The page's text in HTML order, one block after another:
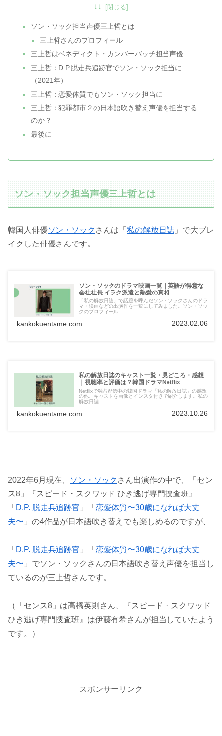
↓↓
ソン・ソック担当声優三上哲とは
三上哲さんのプロフィール
三上哲はベネディクト・カンバーバッチ担当声優
三上哲：D.P.脱走兵追跡官でソン・ソック担当に
（2021年）
三上哲：恋愛体質でもソン・ソック担当に
三上哲：犯罪都市２の日本語吹き替え声優を担当する
のか？
最後に
ソン・ソック担当声優三上哲とは
韓国人俳優ソン・ソック さんは「 私の解放日誌 」で大ブレ
イクした俳優さんです。
ソン・ソックのドラマ映画一覧｜英語が得意な
会社社長 イラク派遣と熱愛の真相
「私の解放日誌」で話題を呼んだソン・ソックさんのドラ
マ・映画などの出演作を一覧にしてみました。ソン・ソッ
クのプロフィール...
kankokuentame.com 2023.02.06
私の解放日誌のキャスト一覧・見どころ・感想
｜視聴率と評価は？韓国ドラマNetflix
Netflixで独占配信中の韓国ドラマ「私の解放日誌」の感想
の他、キャストを画像とインスタ付きで紹介します。私の
解放日誌...
kankokuentame.com 2023.10.26
2022年6月現在、 ソン・ソック さん出演作の中で、「セン
ス8」『スピード・スクワッド ひき逃げ専門捜査班』
「 D.P. 脱走兵追跡官 」「 恋愛体質〜30歳になれば大丈
夫〜 」の4作品が日本語吹き替えでも楽しめるのですが、
「 D.P. 脱走兵追跡官 」「 恋愛体質〜30歳になれば大丈
夫〜 」でソン・ソックさんの日本語吹き替え声優を担当し
ているのが三上哲さんです。
（「センス8」は高橋英則さん、『スピード・スクワッド
ひき逃げ専門捜査班』は伊藤有希さんが担当していたよう
です。）
スポンサーリンク